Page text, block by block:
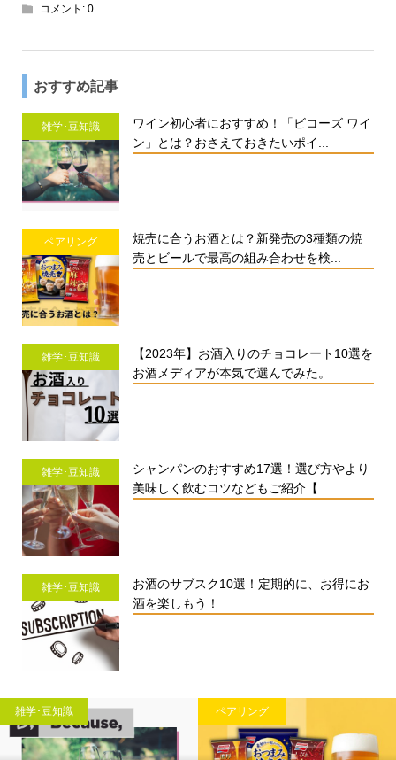
コメント: 0
おすすめ記事
雑学･豆知識
ワイン初心者におすすめ！「ビコーズ ワイ
ン」とは？おさえておきたいポイ...
ペアリング
焼売に合うお酒とは？新発売の3種類の焼
売とビールで最高の組み合わせを検...
雑学･豆知識
【2023年】お酒入りのチョコレート10選を
お酒メディアが本気で選んでみた。
雑学･豆知識
シャンパンのおすすめ17選！選び方やより
美味しく飲むコツなどもご紹介【...
雑学･豆知識
お酒のサブスク10選！定期的に、お得にお
酒を楽しもう！
雑学･豆知識 ペアリング